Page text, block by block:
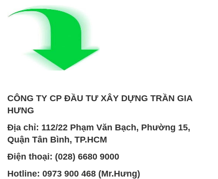
CÔNG TY CP ĐẦU TƯ XÂY DỰNG TRẦN GIA
HƯNG
Địa chỉ: 112/22 Phạm Văn Bạch, Phường 15,
Quận Tân Bình, TP.HCM
Điện thoại: (028) 6680 9000
Hotline: 0973 900 468 (Mr.Hưng)